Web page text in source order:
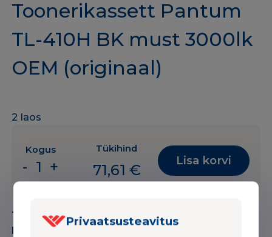
Privaatsusteavitus
Toonerikassett Pantum
TL-410H BK must 3000lk
OEM (originaal)
2 laos
Kogus
-Toonerikassett
410H
+
Tükihind
71,61 €
Lisa korvi
Tootekood: 152PATL410H
Kategooria: